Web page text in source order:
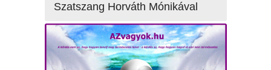
Szatszang Horváth Mónikával